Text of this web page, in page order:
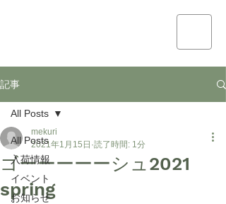
記事
All Posts
入荷情報
イベント
お知らせ
All Posts
ゴーーーーーシュ2021
spring
mekuri
2021年1月15日 読了時間: 1分